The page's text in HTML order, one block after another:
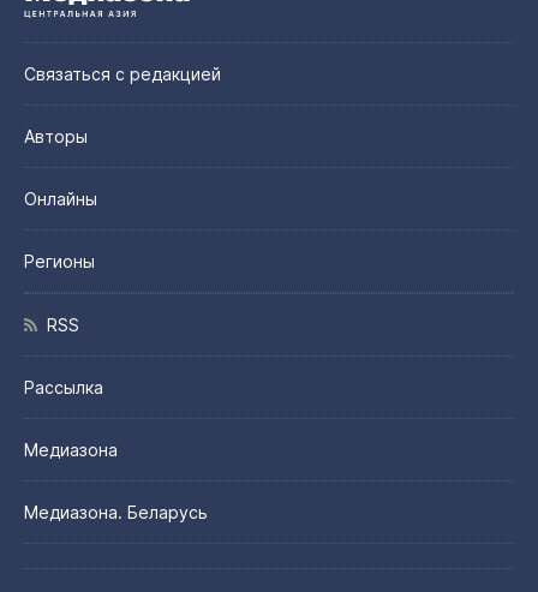
Связаться с редакцией
Авторы
Онлайны
Регионы
RSS
Рассылка
Медиазона
Медиазона. Беларусь